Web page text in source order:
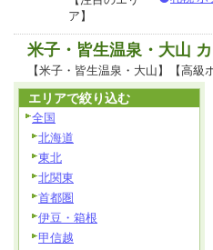
ア】
米子・皆生温泉・大山
【米子・皆生温泉・大山】【高
エリアで絞り込む
全国
北海道
東北
北関東
首都圏
伊豆・箱根
甲信越